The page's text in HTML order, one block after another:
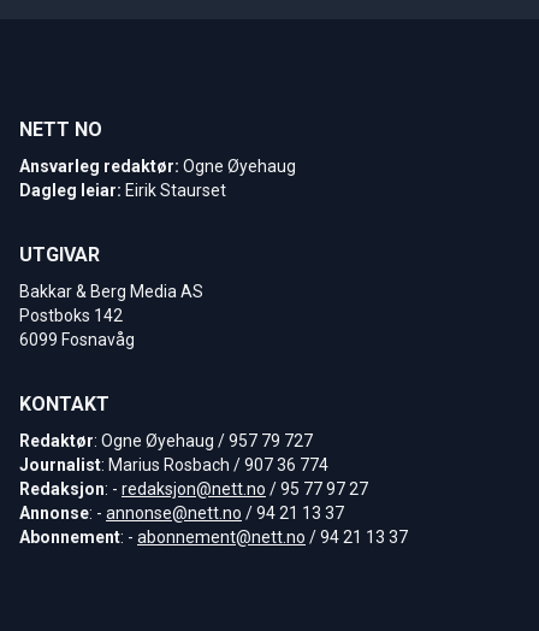
NETT NO
Ansvarleg redaktør: Ogne Øyehaug
Dagleg leiar: Eirik Staurset
UTGIVAR
Bakkar & Berg Media AS
Postboks 142
6099 Fosnavåg
KONTAKT
Redaktør: Ogne Øyehaug / 957 79 727
Journalist: Marius Rosbach / 907 36 774
Redaksjon: - redaksjon@nett.no / 95 77 97 27
Annonse: - annonse@nett.no / 94 21 13 37
Abonnement: - abonnement@nett.no / 94 21 13 37